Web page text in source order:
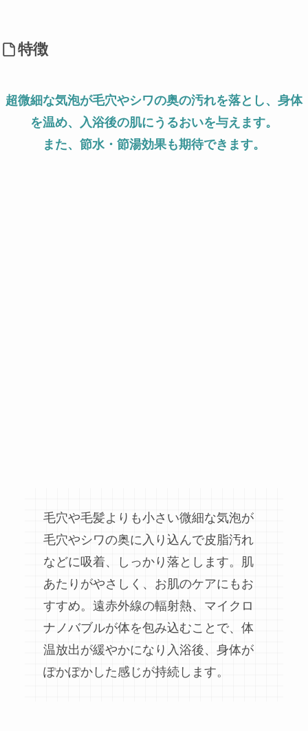
特徴
超微細な気泡が毛穴やシワの奥の汚れを落とし、身体
を温め、入浴後の肌にうるおいを与えます。
また、節水・節湯効果も期待できます。
毛穴や毛髪よりも小さい微細な気泡が
毛穴やシワの奥に入り込んで皮脂汚れ
などに吸着、しっかり落とします。肌
あたりがやさしく、お肌のケアにもお
すすめ。遠赤外線の輻射熱、マイクロ
ナノバブルが体を包み込むことで、体
温放出が緩やかになり入浴後、身体が
ぽかぽかした感じが持続します。